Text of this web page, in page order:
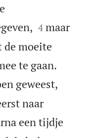


4 maar
de moeite
te gaan.
geweest,
naar
een tijdje